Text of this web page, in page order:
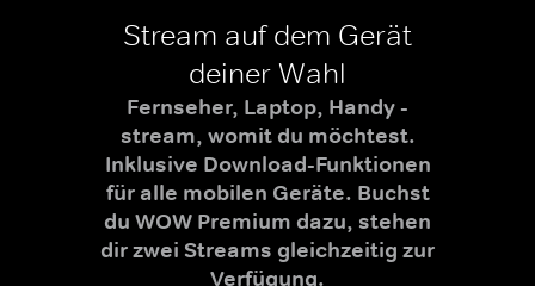
Stream auf dem Gerät
deiner Wahl
Fernseher, Laptop, Handy -
stream, womit du möchtest.
Inklusive Download-Funktionen
für alle mobilen Geräte. Buchst
du WOW Premium dazu, stehen
dir zwei Streams gleichzeitig zur
Verfügung.